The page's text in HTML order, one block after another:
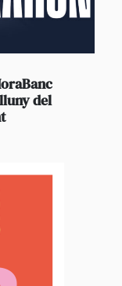
del